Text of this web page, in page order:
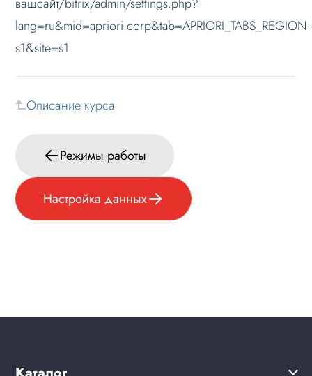
lang=ru&mid=apriori.corp&tab=APRIORI_TABS_REGION-
s1&site=s1
Описание курса
Режимы работы
Настройка данных